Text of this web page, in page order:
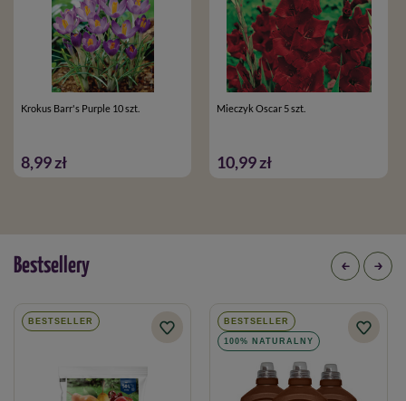
Krokus Barr's Purple 10 szt.
8,99 zł
Mieczyk Oscar 5 szt.
10,99 zł
Bestsellery
BESTSELLER BESTSELLER
100% NATURALNY